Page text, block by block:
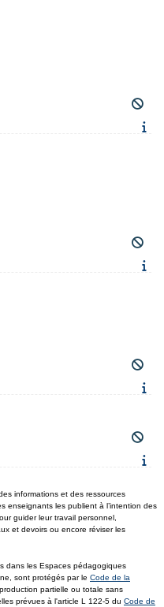
informations et des ressources
enseignants les publient à l’intention des
guider leur travail personnel,
et devoirs ou encore réviser les
dans les Espaces pédagogiques
sont protégés par le Code de la
partielle ou totale sans
prévues à l'article L 122-5 du Code de